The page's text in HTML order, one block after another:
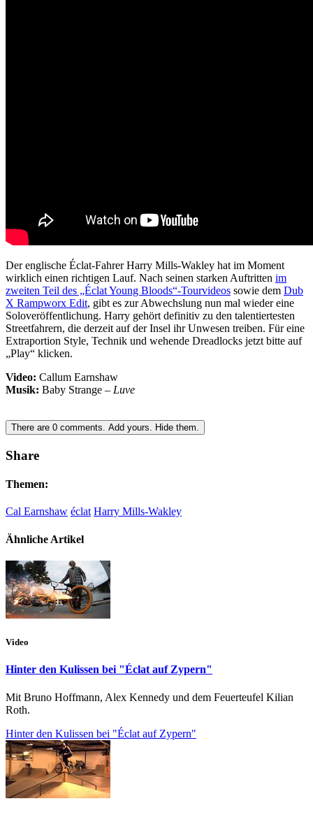
Der englische Éclat-Fahrer Harry Mills-Wakley hat im Moment
wirklich einen richtigen Lauf. Nach seinen starken Auftritten im
zweiten Teil des „Éclat Young Bloods“-Tourvideos sowie dem Dub
X Rampworx Edit, gibt es zur Abwechslung nun mal wieder eine
Soloveröffentlichung. Harry gehört definitiv zu den talentiertesten
Streetfahrern, die derzeit auf der Insel ihr Unwesen treiben. Für eine
Extraportion Style, Technik und wehende Dreadlocks jetzt bitte auf
„Play“ klicken.
Video: Callum Earnshaw
Musik: Baby Strange – Luve
There are 0 comments. Add yours. Hide them.
Share
Themen:
Cal Earnshaw éclat Harry Mills-Wakley
Ähnliche Artikel
Video
Hinter den Kulissen bei "Éclat auf Zypern"
Mit Bruno Hoffmann, Alex Kennedy und dem Feuerteufel Kilian
Roth.
Hinter den Kulissen bei "Éclat auf Zypern"